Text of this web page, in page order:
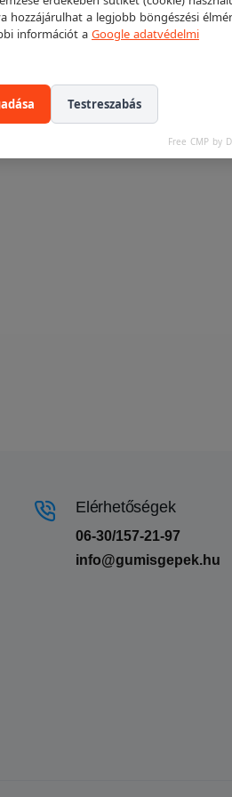
Elérhetőségek
06-30/157-21-97
info@gumisgepek.hu
hozzájárulhat a legjobb böngészési
információt a Google adatvédelmi
Testreszabás
Free CMP by